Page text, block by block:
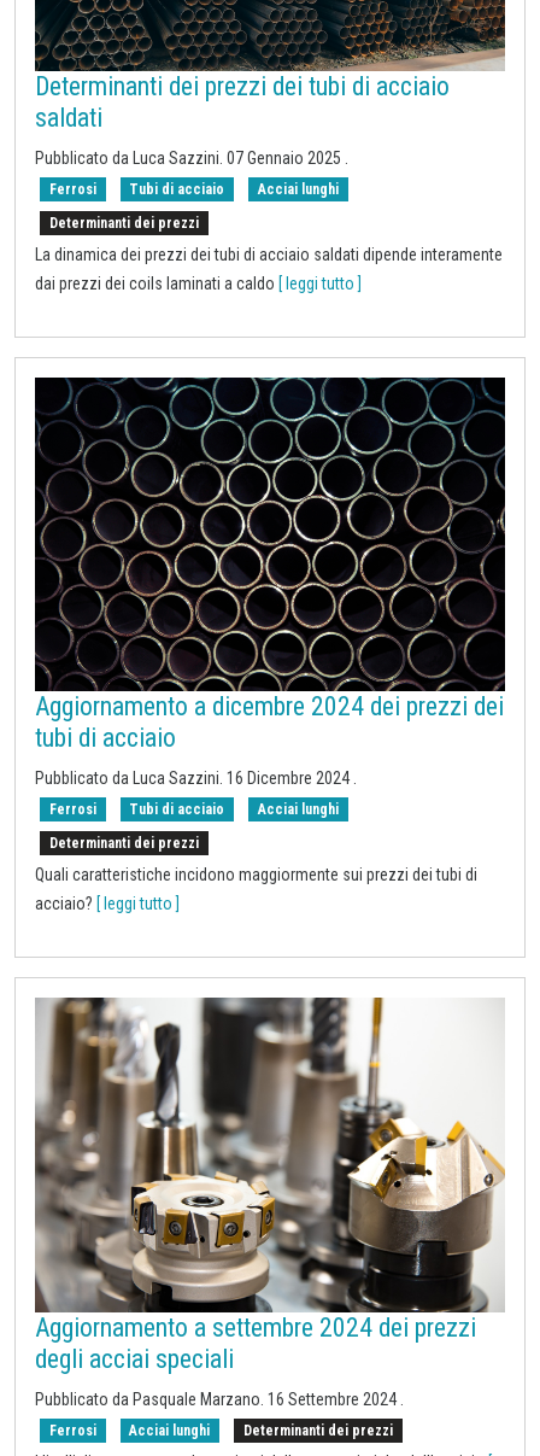
Determinanti dei prezzi dei tubi di acciaio
saldati
Pubblicato da Luca Sazzini. 07 Gennaio 2025
Ferrosi Tubi di acciaio Acciai lunghi
Determinanti dei prezzi
La dinamica dei prezzi dei tubi di acciaio saldati dipende interamente
dai prezzi dei coils laminati a caldo [ leggi tutto ]
Aggiornamento a dicembre 2024 dei prezzi dei
tubi di acciaio
Pubblicato da Luca Sazzini. 16 Dicembre 2024
Ferrosi Tubi di acciaio Acciai lunghi
Determinanti dei prezzi
Quali caratteristiche incidono maggiormente sui prezzi dei tubi di
acciaio? [ leggi tutto ]
Aggiornamento a settembre 2024 dei prezzi
degli acciai speciali
Pubblicato da Pasquale Marzano. 16 Settembre 2024
Ferrosi Acciai lunghi Determinanti dei prezzi